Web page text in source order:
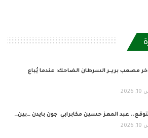
مصعب بريــر السرطان الضاحك: عندما يُباع
عبد المعز حسين مكابرابي جون بايدن …بين…